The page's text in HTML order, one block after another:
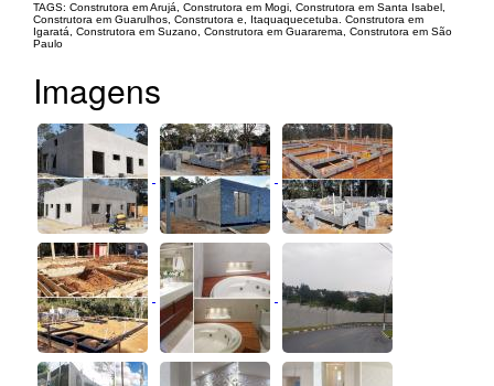
TAGS: Construtora em Arujá, Construtora em Mogi, Construtora em Santa Isabel,
Construtora em Guarulhos, Construtora e, Itaquaquecetuba. Construtora em
Igaratá, Construtora em Suzano, Construtora em Guararema, Construtora em São
Paulo
Imagens